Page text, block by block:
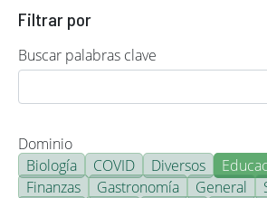
Filtrar por
Buscar palabras clave
Dominio
Biología
COVID Diversos
Finanzas
Gastronomía General